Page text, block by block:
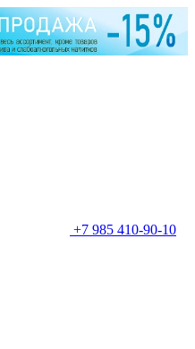
+7 985 410-90-10